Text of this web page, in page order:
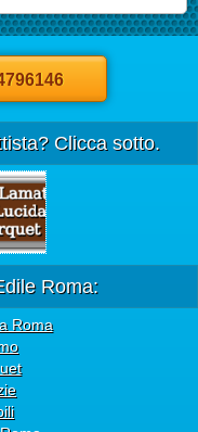
Clicca sotto.
Roma:
Roma